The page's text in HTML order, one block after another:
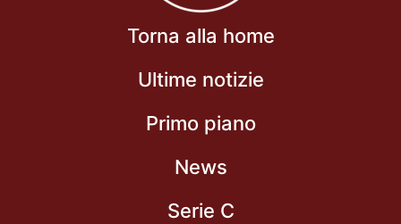
Torna alla home
Ultime notizie
Primo piano
News
Serie C